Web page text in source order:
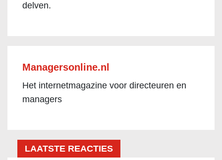
delven.
Managersonline.nl
Het internetmagazine voor directeuren en
managers
LAATSTE REACTIES